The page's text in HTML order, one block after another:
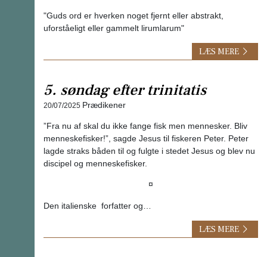
"Guds ord er hverken noget fjernt eller abstrakt,
uforståeligt eller gammelt lirumlarum"
LÆS MERE
5. søndag efter trinitatis
20/07/2025 Prædikener
”Fra nu af skal du ikke fange fisk men mennesker. Bliv
menneskefisker!”, sagde Jesus til fiskeren Peter. Peter
lagde straks båden til og fulgte i stedet Jesus og blev nu
discipel og menneskefisker.
¤
Den italienske forfatter og…
LÆS MERE